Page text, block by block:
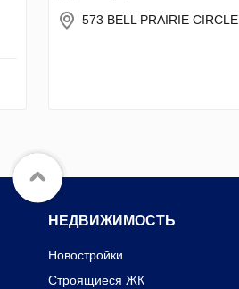
573 BELL PRAIRIE CIRCLE
НЕДВИЖИМОСТЬ
Новостройки
Строящиеся ЖК